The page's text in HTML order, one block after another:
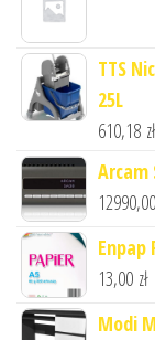
TTS
25L
610,18 zł
Arcam
12990,00
Enpap
13,00 zł
Modi